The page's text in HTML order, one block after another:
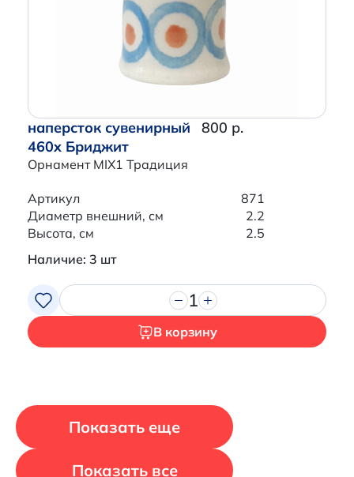
наперсток сувенирный
460x Бриджит
Орнамент MIX1 Традиция
800 р.
Артикул
871
Диаметр внешний, см
2.2
Высота, см
2.5
Наличие: 3 шт
1
В корзину
Показать еще
Показать все